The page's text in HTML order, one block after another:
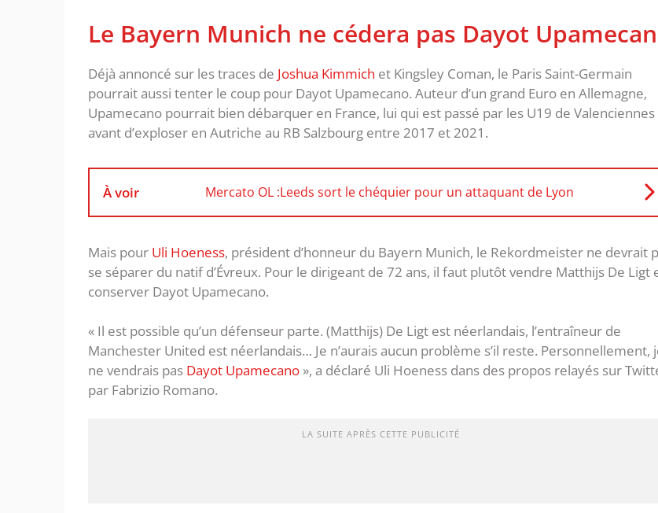
Le Bayern Munich ne cédera pas Dayot
Déjà annoncé sur les traces de Joshua Kimmich et Kingsley Coman, le Paris Saint-Germain
pourrait aussi tenter le coup pour Dayot Upamecano. Auteur d’un grand Euro en Allemagne,
Upamecano pourrait bien débarquer en France, lui qui est passé par les U19 de Valenciennes
avant d’exploser en Autriche au RB Salzbourg entre 2017 et 2021.
À voir Mercato OL :Leeds sort le chéquier pour un attaquant de Lyon
Mais pour Uli Hoeness, président d’honneur du Bayern Munich, le Rekordmeister ne devrait
se séparer du natif d’Évreux. Pour le dirigeant de 72 ans, il faut plutôt vendre Matthijs De Ligt
conserver Dayot Upamecano.
« Il est possible qu’un défenseur parte. (Matthijs) De Ligt est néerlandais, l’entraîneur de
Manchester United est néerlandais… Je n’aurais aucun problème s’il reste. Personnellement,
ne vendrais pas Dayot Upamecano », a déclaré Uli Hoeness dans des propos relayés sur
par Fabrizio Romano.
LA SUITE APRÈS CETTE PUBLICITÉ